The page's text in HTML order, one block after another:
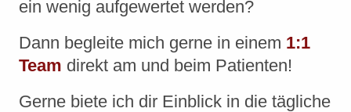
ein wenig aufgewertet werden?
Dann begleite mich gerne in einem 1:1
Team direkt am und beim Patienten!
Gerne biete ich dir Einblick in die tägliche